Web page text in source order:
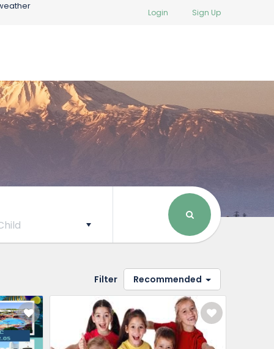
Login Sign Up
Filter Recommended